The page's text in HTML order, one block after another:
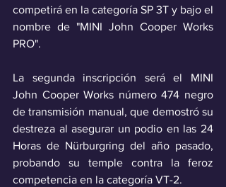
competirá en la categoría SP 3T y bajo el
nombre de "MINI John Cooper Works
PRO".
La segunda inscripción será el MINI
John Cooper Works número 474 negro
de transmisión manual, que demostró su
destreza al asegurar un podio en las 24
Horas de Nürburgring del año pasado,
probando su temple contra la feroz
competencia en la categoría VT-2.